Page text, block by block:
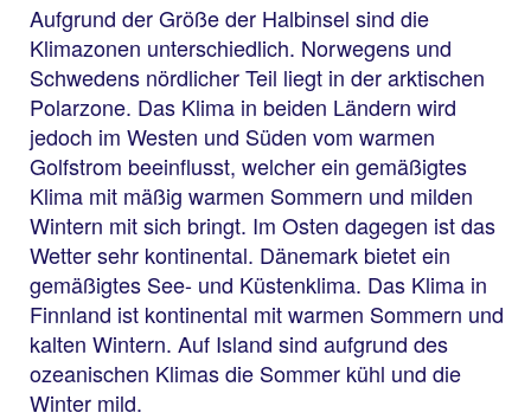
Aufgrund der Größe der Halbinsel sind die
Klimazonen unterschiedlich. Norwegens und
Schwedens nördlicher Teil liegt in der arktischen
Polarzone. Das Klima in beiden Ländern wird
jedoch im Westen und Süden vom warmen
Golfstrom beeinflusst, welcher ein gemäßigtes
Klima mit mäßig warmen Sommern und milden
Wintern mit sich bringt. Im Osten dagegen ist das
Wetter sehr kontinental. Dänemark bietet ein
gemäßigtes See- und Küstenklima. Das Klima in
Finnland ist kontinental mit warmen Sommern und
kalten Wintern. Auf Island sind aufgrund des
ozeanischen Klimas die Sommer kühl und die
Winter mild.